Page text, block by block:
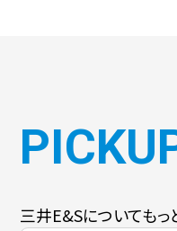
三井E&Sについてもっ